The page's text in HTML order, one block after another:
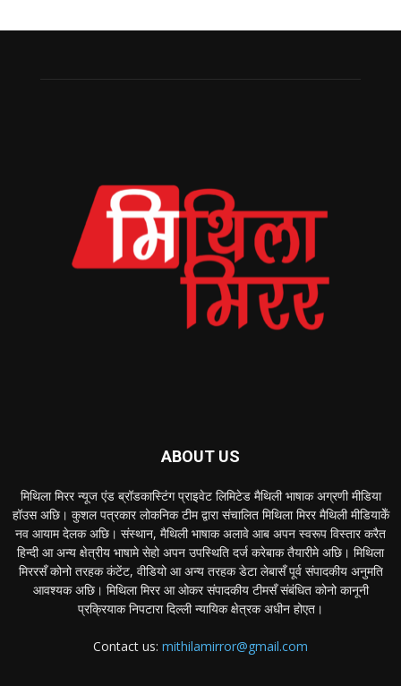
ABOUT US
मिथिला मिरर न्यूज एंड ब्रॉडकास्टिंग प्राइवेट लिमिटेड मैथिली भाषाक अग्रणी मीडिया
हॉउस अछि। कुशल पत्रकार लोकनिक टीम द्वारा संचालित मिथिला मिरर मैथिली मीडियाकेँ
नव आयाम देलक अछि। संस्थान, मैथिली भाषाक अलावे आब अपन स्वरूप विस्तार करैत
हिन्दी आ अन्य क्षेत्रीय भाषामे सेहो अपन उपस्थिति दर्ज करेबाक तैयारीमे अछि। मिथिला
मिररसँ कोनो तरहक कंटेंट, वीडियो आ अन्य तरहक डेटा लेबासँ पूर्व संपादकीय अनुमति
आवश्यक अछि। मिथिला मिरर आ ओकर संपादकीय टीमसँ संबंधित कोनो कानूनी
प्रक्रियाक निपटारा दिल्ली न्यायिक क्षेत्रक अधीन होएत।
Contact us: mithilamirror@gmail.com